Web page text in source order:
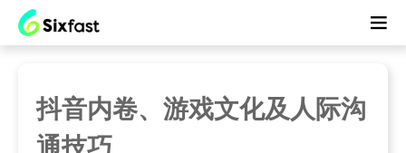
抖音内卷、游戏文化及人际沟
通技巧